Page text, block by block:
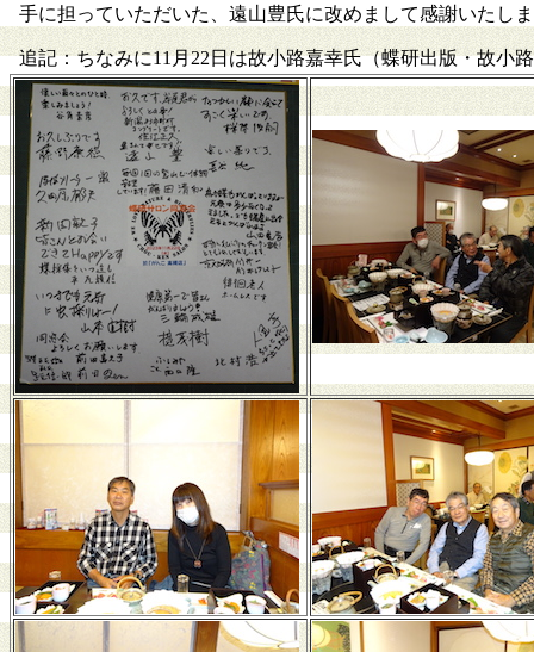
手に担っていただいた、遠山豊氏に改めまして感謝いたし
追記：ちなみに11月22日は故小路嘉幸氏（蝶研出版・故小